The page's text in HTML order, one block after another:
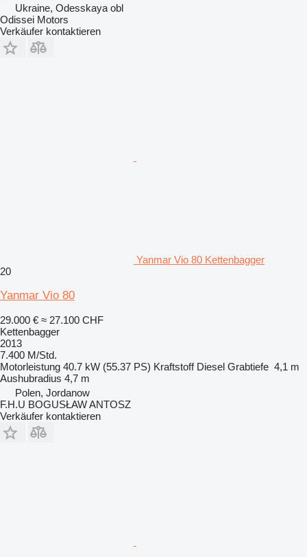
Ukraine, Odesskaya obl
Odissei Motors
Verkäufer kontaktieren
Yanmar Vio 80 Kettenbagger
20
Yanmar Vio 80
29.000 € ≈ 27.100 CHF
Kettenbagger
2013
7.400 M/Std.
Motorleistung 40.7 kW (55.37 PS) Kraftstoff Diesel Grabtiefe 4,1 m
Aushubradius 4,7 m
Polen, Jordanow
F.H.U BOGUSŁAW ANTOSZ
Verkäufer kontaktieren